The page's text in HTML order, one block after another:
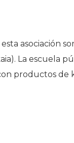
asociación
La escuela
productos de